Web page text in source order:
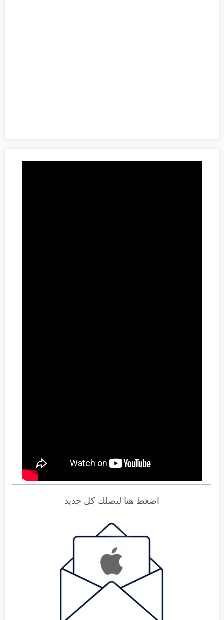
اضغط هنا ليصلك كل جديد